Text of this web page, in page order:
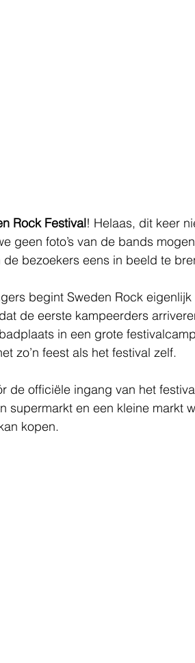
Rock Festival! Helaas, dit keer
geen foto’s van de bands
bezoekers eens in beeld te
begint Sweden Rock
de eerste kampeerders
in een grote
zo’n feest als het festival zelf.
de officiële ingang van het
supermarkt en een kleine markt
kopen.